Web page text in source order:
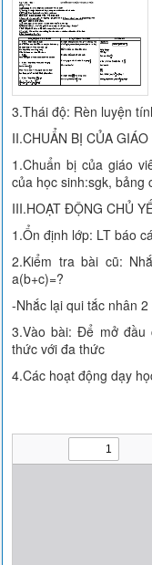
3.Thái độ: Rèn luyện
II.CHUẨN BỊ CỦA
1.Chuẩn bị của giáo
của học sinh:sgk, bảng
III.HOẠT ĐỘNG CHỦ
1.Ổn định lớp: LT báo
2.Kiểm tra bài cũ:
a(b+c)=?
-Nhắc lại qui tắc nhân
3.Vào bài: Để mở đầu
thức với đa thức
4.Các hoạt động dạy